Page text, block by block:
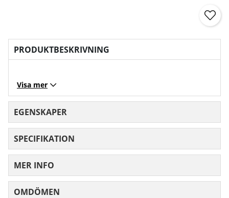
PRODUKTBESKRIVNING
Visa mer
EGENSKAPER
SPECIFIKATION
MER INFO
OMDÖMEN